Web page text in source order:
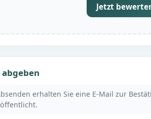
Jetzt
erhalten Sie eine E-Mail zur